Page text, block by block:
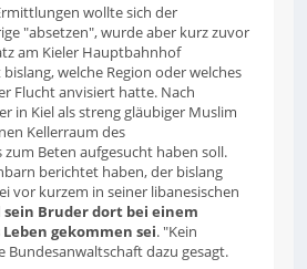
wollte sich der
"absetzen", wurde aber kurz zuvor
am Kieler Hauptbahnhof
welche Region oder welches
Flucht anvisiert hatte. Nach
in Kiel als streng gläubiger Muslim
Kellerraum des
Beten aufgesucht haben soll.
berichtet haben, der bislang
vor kurzem in seiner libanesischen
sein Bruder dort bei einem
gekommen sei. "Kein
Bundesanwaltschaft dazu gesagt.